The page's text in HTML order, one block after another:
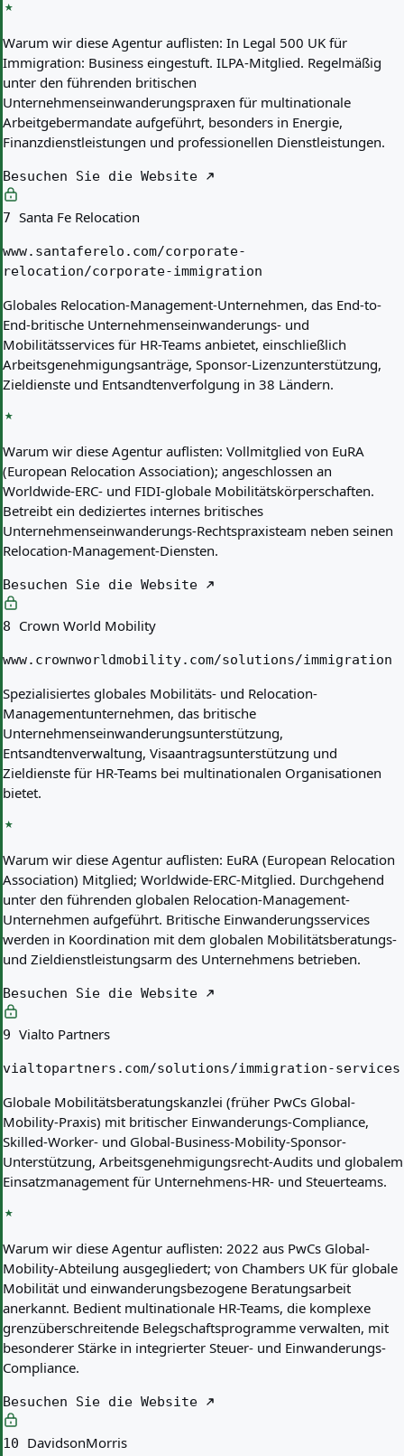
Warum wir diese Agentur auflisten: In Legal 500 UK für
Immigration: Business eingestuft. ILPA-Mitglied. Regelmäßig
unter den führenden britischen
Unternehmenseinwanderungspraxen für multinationale
Arbeitgebermandate aufgeführt, besonders in Energie,
Finanzdienstleistungen und professionellen Dienstleistungen.
Besuchen Sie die Website
7 Santa Fe Relocation
www.santaferelo.com/corporate-
relocation/corporate-immigration
Globales Relocation-Management-Unternehmen, das End-to-
End-britische Unternehmenseinwanderungs- und
Mobilitätsservices für HR-Teams anbietet, einschließlich
Arbeitsgenehmigungsanträge, Sponsor-Lizenzunterstützung,
Zieldienste und Entsandtenverfolgung in 38 Ländern.
Warum wir diese Agentur auflisten: Vollmitglied von EuRA
(European Relocation Association); angeschlossen an
Worldwide-ERC- und FIDI-globale Mobilitätskörperschaften.
Betreibt ein dediziertes internes britisches
Unternehmenseinwanderungs-Rechtspraxisteam neben seinen
Relocation-Management-Diensten.
Besuchen Sie die Website
8 Crown World Mobility
www.crownworldmobility.com/solutions/immigration
Spezialisiertes globales Mobilitäts- und Relocation-
Managementunternehmen, das britische
Unternehmenseinwanderungsunterstützung,
Entsandtenverwaltung, Visaantragsunterstützung und
Zieldienste für HR-Teams bei multinationalen Organisationen
bietet.
Warum wir diese Agentur auflisten: EuRA (European Relocation
Association) Mitglied; Worldwide-ERC-Mitglied. Durchgehend
unter den führenden globalen Relocation-Management-
Unternehmen aufgeführt. Britische Einwanderungsservices
werden in Koordination mit dem globalen Mobilitätsberatungs-
und Zieldienstleistungsarm des Unternehmens betrieben.
Besuchen Sie die Website
9 Vialto Partners
vialtopartners.com/solutions/immigration-services
Globale Mobilitätsberatungskanzlei (früher PwCs Global-
Mobility-Praxis) mit britischer Einwanderungs-Compliance,
Skilled-Worker- und Global-Business-Mobility-Sponsor-
Unterstützung, Arbeitsgenehmigungsrecht-Audits und globalem
Einsatzmanagement für Unternehmens-HR- und Steuerteams.
Warum wir diese Agentur auflisten: 2022 aus PwCs Global-
Mobility-Abteilung ausgegliedert; von Chambers UK für globale
Mobilität und einwanderungsbezogene Beratungsarbeit
anerkannt. Bedient multinationale HR-Teams, die komplexe
grenzüberschreitende Belegschaftsprogramme verwalten, mit
besonderer Stärke in integrierter Steuer- und Einwanderungs-
Compliance.
Besuchen Sie die Website
10 DavidsonMorris